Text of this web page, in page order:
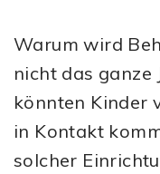
Warum wird
nicht das ganze
könnten Kinder
in Kontakt
solcher